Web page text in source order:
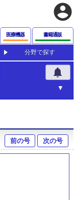
account_circle
医療機器 書籍通販
分野で探す
notifications
前の号 次の号